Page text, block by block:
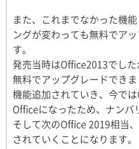
また、これまでなかった機
ングが変わっても無料でア
す。
発売当時はOffice2013でし
無料でアップグレードでき
機能追加されていき、今で
Officeになったため、ナンバ
そして次のOffice 2019相当
されていくことになります。